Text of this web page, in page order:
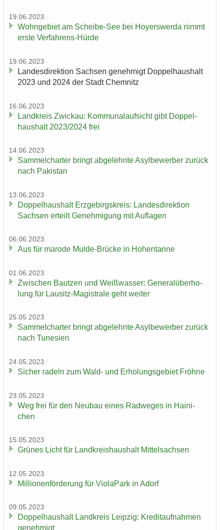
19.06.2023
Wohn­ge­biet am Scheibe-​See bei Ho­yers­wer­da nimmt
erste Verfahrens-​Hürde
19.06.2023
Lan­des­di­rek­ti­on Sach­sen ge­neh­migt Dop­pel­haus­halt
2023 und 2024 der Stadt Chem­nitz
16.06.2023
Land­kreis Zwi­ckau: Kom­mu­nal­auf­sicht gibt Dop­pel­
haus­halt 2023/2024 frei
14.06.2023
Sam­mel­char­ter bringt ab­ge­lehn­te Asyl­be­wer­ber zu­rück
nach Pa­ki­stan
13.06.2023
Dop­pel­haus­halt Erz­ge­birgs­kreis: Lan­des­di­rek­ti­on
Sach­sen er­teilt Ge­neh­mi­gung mit Auf­la­gen
06.06.2023
Aus für ma­ro­de Mulde-​Brücke in Ho­hen­tan­ne
01.06.2023
Zwi­schen Baut­zen und Weiß­was­ser: Ge­ne­ral­über­ho­
lung für Lausitz-​Magistrale geht wei­ter
25.05.2023
Sam­mel­char­ter bringt ab­ge­lehn­te Asyl­be­wer­ber zu­rück
nach Tu­ne­si­en
24.05.2023
Si­cher ra­deln zum Wald- und Er­ho­lungs­ge­biet Fröh­ne
23.05.2023
Weg frei für den Neu­bau eines Rad­we­ges in Hai­ni­
chen
15.05.2023
Grü­nes Licht für Land­kreis­haus­halt Mit­tel­sach­sen
12.05.2023
Mil­lio­nen­för­de­rung für Vio­la­Park in Adorf
09.05.2023
Dop­pel­haus­halt Land­kreis Leip­zig: Kre­dit­auf­nah­men
ge­neh­migt